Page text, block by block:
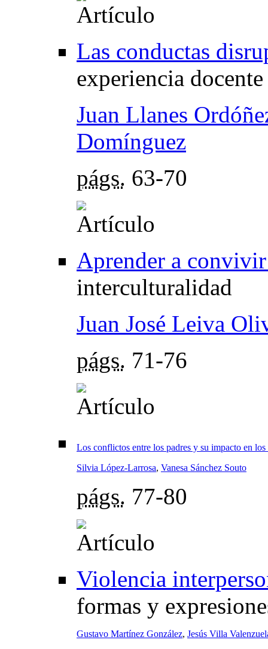
Las conductas
experiencia docente
Juan Llanes
Domínguez
págs. 63-70
Aprender a
interculturalidad
Juan José Leiva
págs. 71-76
Los conflictos entre los padres y su impacto en los
Silvia López-Larrosa, Vanesa Sánchez Souto
págs. 77-80
Violencia
formas y
Gustavo Martínez González, Jesús Villa